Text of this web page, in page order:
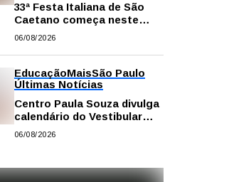
33ª Festa Italiana de São
Caetano começa neste
sábado com mais barracas
e atrações
06/08/2026
EducaçãoMaisSão Paulo
Últimas Notícias
Centro Paula Souza divulga
calendário do Vestibular
das Fatecs para o primeiro
06/08/2026